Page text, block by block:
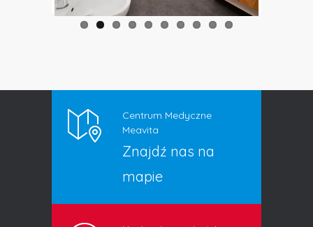
Centrum Medyczne
Meavita
Znajdź nas na
mapie